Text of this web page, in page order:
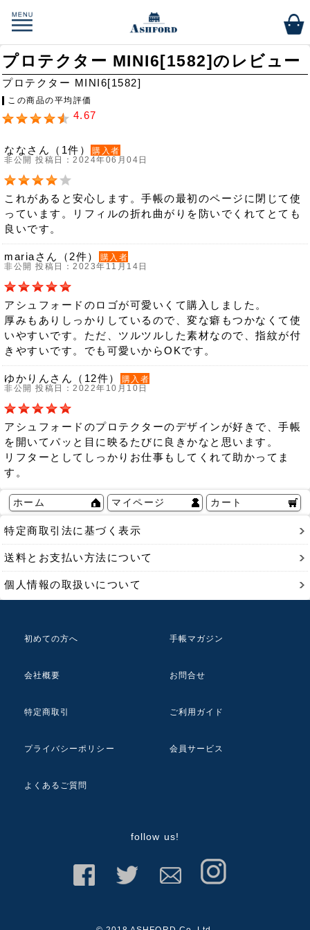
プロテクター MINI6[1582]のレビュー
プロテクター MINI6[1582]
この商品の平均評価
4.67
ななさん（1件）
購入者
非公開 投稿日：2024年06月04日
これがあると安心します。手帳の最初のページに閉じて使
っています。リフィルの折れ曲がりを防いでくれてとても
良いです。
mariaさん（2件）
購入者
非公開 投稿日：2023年11月14日
アシュフォードのロゴが可愛いくて購入しました。
厚みもありしっかりしているので、変な癖もつかなくて使
いやすいです。ただ、ツルツルした素材なので、指紋が付
きやすいです。でも可愛いからOKです。
ゆかりんさん（12件）
購入者
非公開 投稿日：2022年10月10日
アシュフォードのプロテクターのデザインが好きで、手帳
を開いてパッと目に映るたびに良きかなと思います。
リフターとしてしっかりお仕事もしてくれて助かってま
す。
ホーム マイページ カート
特定商取引法に基づく表示
送料とお支払い方法について
個人情報の取扱いについて
初めての方へ 手帳マガジン
会社概要 お問合せ
特定商取引 ご利用ガイド
プライバシーポリシー 会員サービス
よくあるご質問
follow us!